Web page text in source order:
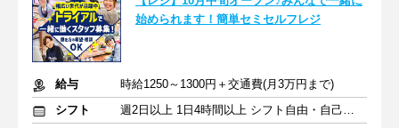
始められます！簡単セミセルフレジ
給与
時給1250～1300円＋交通費(月3万円まで)
シフト
週2日以上 1日4時間以上 シフト自由・自己申告